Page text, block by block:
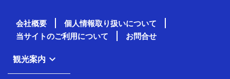
会社概要
個人情報取り扱いについて
当サイトのご利用について
お問合せ
観光案内 